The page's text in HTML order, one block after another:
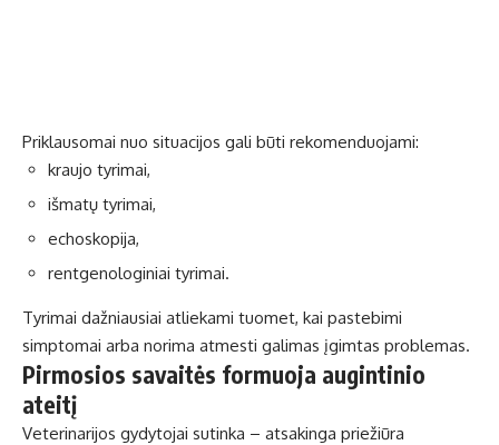
Priklausomai nuo situacijos gali būti rekomenduojami:
kraujo tyrimai,
išmatų tyrimai,
echoskopija,
rentgenologiniai tyrimai.
Tyrimai dažniausiai atliekami tuomet, kai pastebimi
simptomai arba norima atmesti galimas įgimtas problemas.
Pirmosios savaitės formuoja augintinio
ateitį
Veterinarijos gydytojai sutinka – atsakinga priežiūra